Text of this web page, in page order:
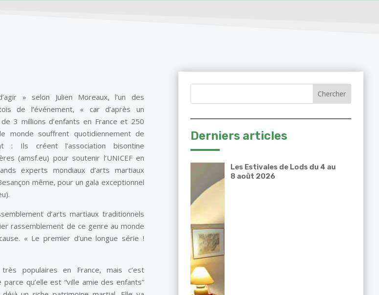
» selon Julien Moreaux, l’un des
de l’événement, « car d’après un
3 millions d’enfants en France et 250
monde souffrent quotidiennement de
: Ils créent l’association bisontine
(amsf.eu) pour soutenir l’UNICEF en
experts mondiaux d’arts martiaux
même, pour un gala exceptionnel
d’arts martiaux traditionnels
rassemblement de ce genre au monde
« Le premier d’une longue série !
populaires en France, mais c’est
qu’elle est “ville amie des enfants”
Derniers articles
Les Estivales de Lods du 4 au
8 août 2026